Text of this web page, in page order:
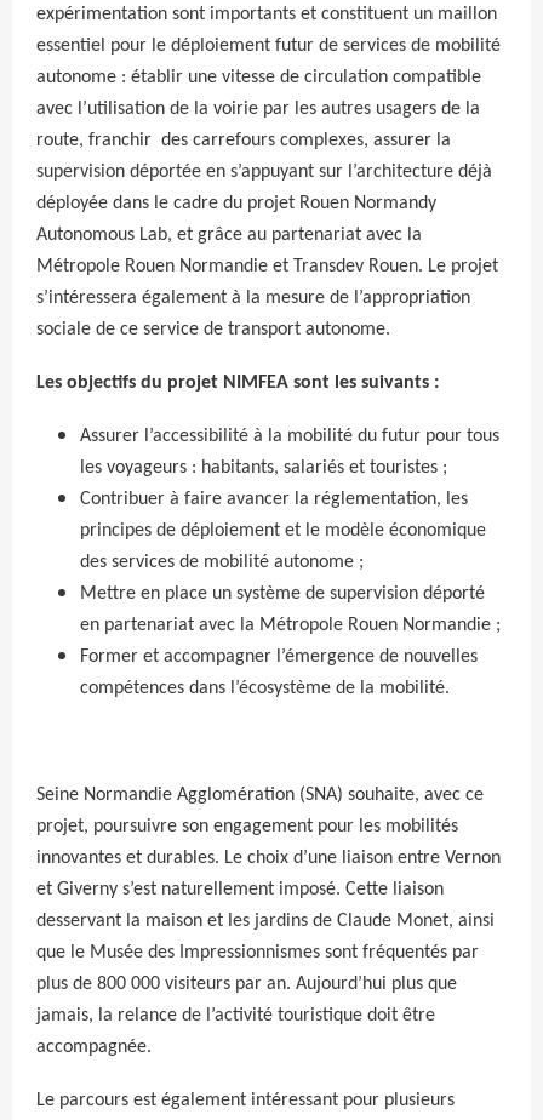
expérimentation sont importants et constituent un maillon
essentiel pour le déploiement futur de services de mobilité
autonome : établir une vitesse de circulation compatible
avec l’utilisation de la voirie par les autres usagers de la
route, franchir des carrefours complexes, assurer la
supervision déportée en s’appuyant sur l’architecture déjà
déployée dans le cadre du projet Rouen Normandy
Autonomous Lab, et grâce au partenariat avec la
Métropole Rouen Normandie et Transdev Rouen. Le projet
s’intéressera également à la mesure de l’appropriation
sociale de ce service de transport autonome.
Les objectifs du projet NIMFEA sont les suivants :
Assurer l’accessibilité à la mobilité du futur pour tous
les voyageurs : habitants, salariés et touristes ;
Contribuer à faire avancer la réglementation, les
principes de déploiement et le modèle économique
des services de mobilité autonome ;
Mettre en place un système de supervision déporté
en partenariat avec la Métropole Rouen Normandie ;
Former et accompagner l’émergence de nouvelles
compétences dans l’écosystème de la mobilité.
Seine Normandie Agglomération (SNA) souhaite, avec ce
projet, poursuivre son engagement pour les mobilités
innovantes et durables. Le choix d’une liaison entre Vernon
et Giverny s’est naturellement imposé. Cette liaison
desservant la maison et les jardins de Claude Monet, ainsi
que le Musée des Impressionnismes sont fréquentés par
plus de 800 000 visiteurs par an. Aujourd’hui plus que
jamais, la relance de l’activité touristique doit être
accompagnée.
Le parcours est également intéressant pour plusieurs